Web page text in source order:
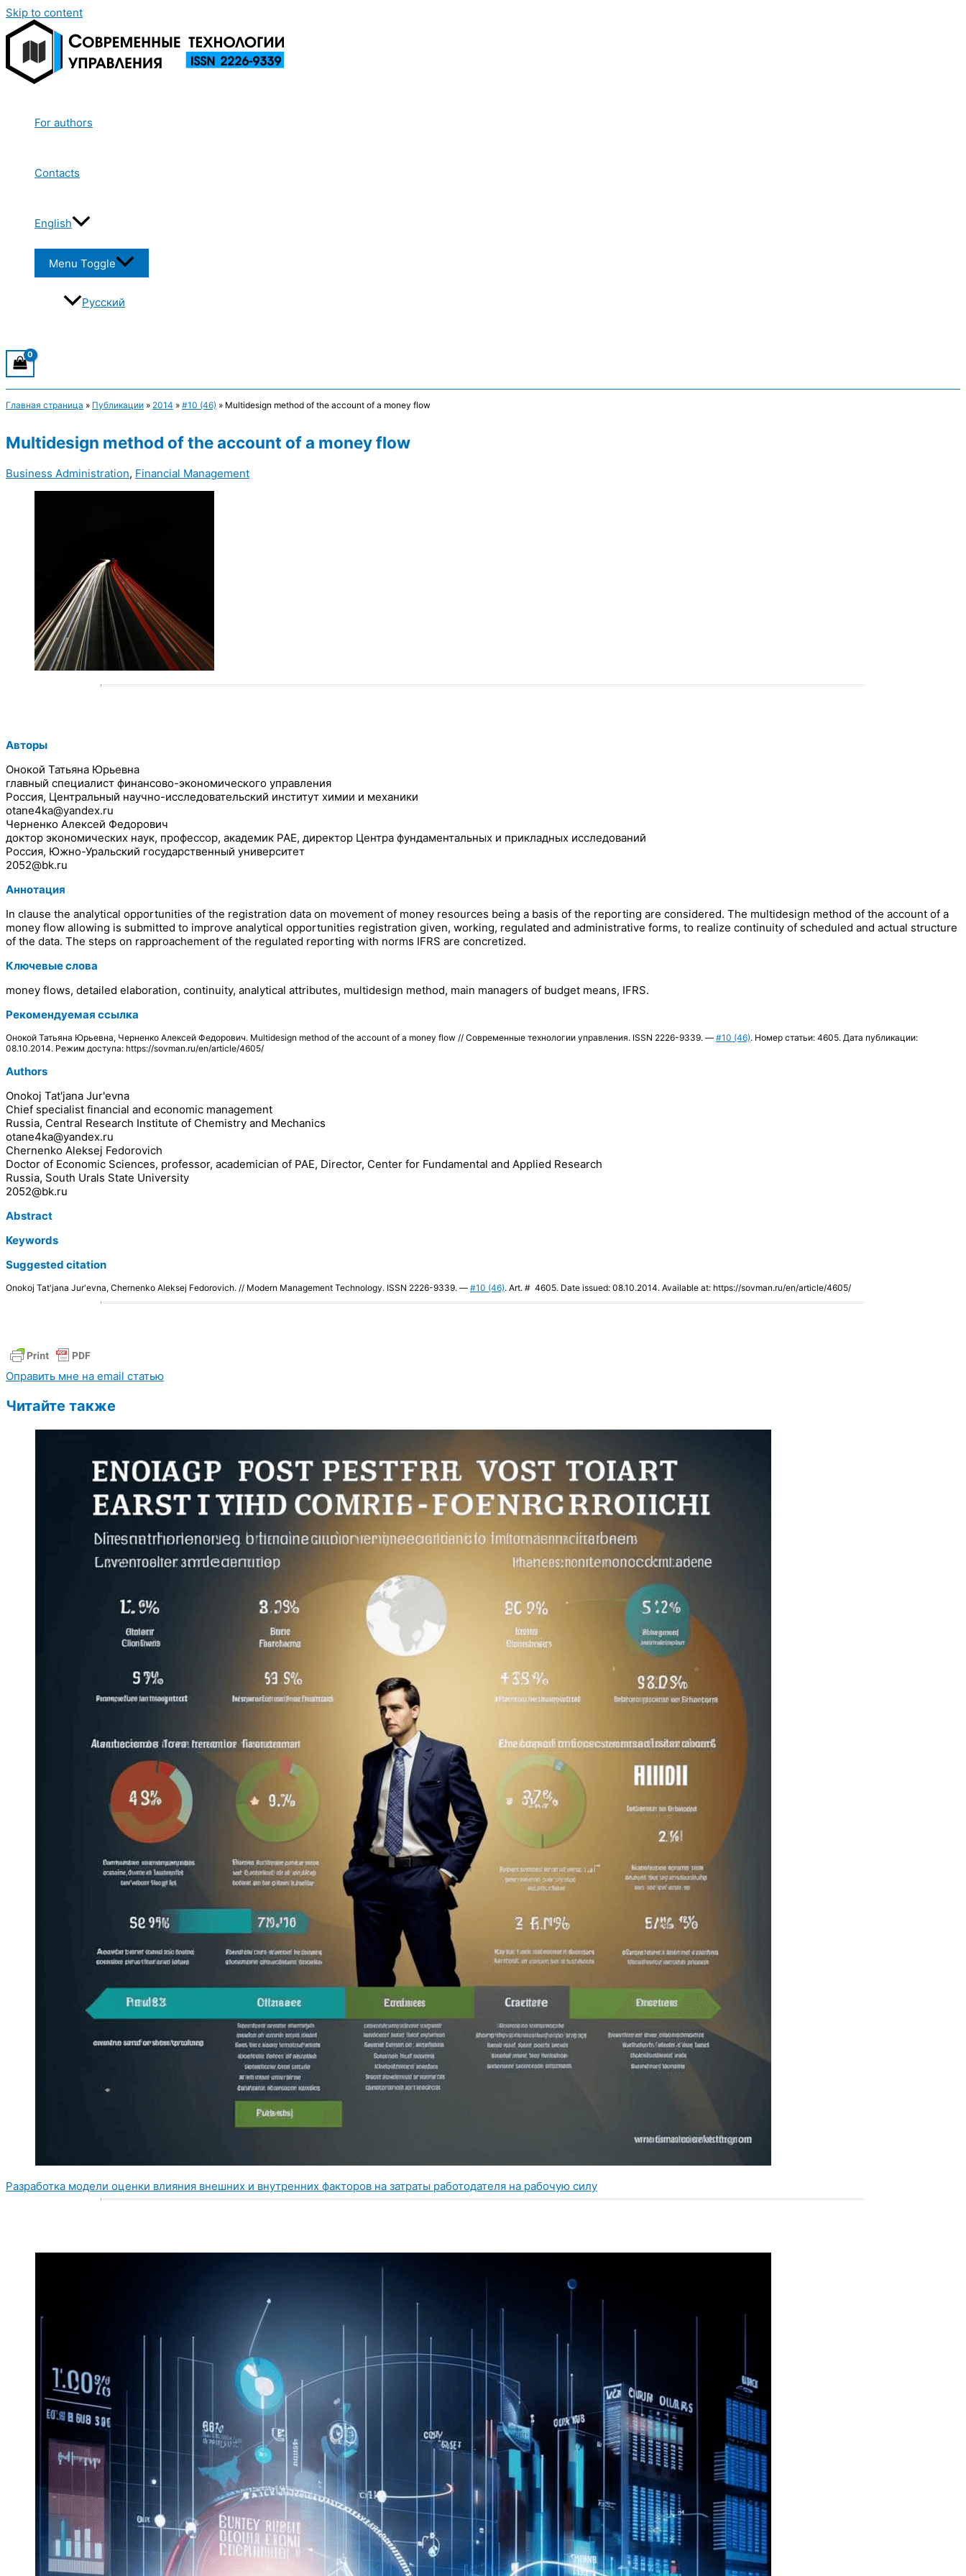
Skip to content
For authors
Contacts
English
Menu Toggle
Русский
Главная страница » Публикации » 2014 » #10 (46) » Multidesign method of the account of a money flow
Multidesign method of the account of a money flow
Business Administration, Financial Management
Авторы
Онокой Татьяна Юрьевна
главный специалист финансово-экономического управления
Россия, Центральный научно-исследовательский институт химии и механики
otane4ka@yandex.ru
Черненко Алексей Федорович
доктор экономических наук, профессор, академик РАЕ, директор Центра фундаментальных и прикладных исследований
Россия, Южно-Уральский государственный университет
2052@bk.ru
Аннотация
In clause the analytical opportunities of the registration data on movement of money resources being a basis of the reporting are considered. The multidesign method of the account of a
money flow allowing is submitted to improve analytical opportunities registration given, working, regulated and administrative forms, to realize continuity of scheduled and actual structure
of the data. The steps on rapproachement of the regulated reporting with norms IFRS are concretized.
Ключевые слова
money flows, detailed elaboration, continuity, analytical attributes, multidesign method, main managers of budget means, IFRS.
Рекомендуемая ссылка
Онокой Татьяна Юрьевна, Черненко Алексей Федорович. Multidesign method of the account of a money flow // Современные технологии управления. ISSN 2226-9339. — #10 (46). Номер статьи: 4605. Дата публикации:
08.10.2014. Режим доступа: https://sovman.ru/en/article/4605/
Authors
Onokoj Tat'jana Jur'evna
Chief specialist financial and economic management
Russia, Central Research Institute of Chemistry and Mechanics
otane4ka@yandex.ru
Chernenko Aleksej Fedorovich
Doctor of Economic Sciences, professor, academician of PAE, Director, Center for Fundamental and Applied Research
Russia, South Urals State University
2052@bk.ru
Abstract
Keywords
Suggested citation
Onokoj Tat'jana Jur'evna, Chernenko Aleksej Fedorovich. // Modern Management Technology. ISSN 2226-9339. — #10 (46). Art. # 4605. Date issued: 08.10.2014. Available at: https://sovman.ru/en/article/4605/
Оправить мне на email статью
Читайте также
Разработка модели оценки влияния внешних и внутренних факторов на затраты работодателя на рабочую силу